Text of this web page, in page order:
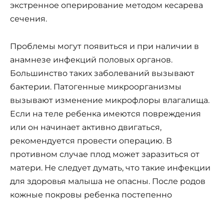
экстренное оперирование методом кесарева
сечения.
Проблемы могут появиться и при наличии в
анамнезе инфекций половых органов.
Большинство таких заболеваний вызывают
бактерии. Патогенные микроорганизмы
вызывают изменение микрофлоры влагалища.
Если на теле ребенка имеются повреждения
или он начинает активно двигаться,
рекомендуется провести операцию. В
противном случае плод может заразиться от
матери. Не следует думать, что такие инфекции
для здоровья малыша не опасны. После родов
кожные покровы ребенка постепенно